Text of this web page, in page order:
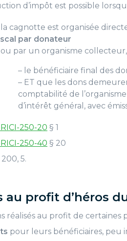
d’impôt est possible
la cagnotte est organisée
par donateur
ou par un organisme
– le bénéficiaire final des
– ET que les dons
comptabilité de
d’intérêt général, avec
250-20 § 1
250-40 § 20
5.
au profit d’héros
réalisés au profit de
pour leurs bénéficiaires, peu